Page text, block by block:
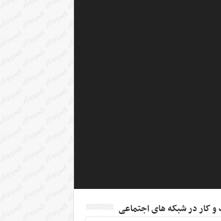
کار در شبکه های اجتماعی